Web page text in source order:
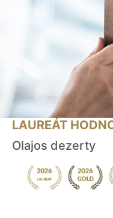
LAUREÁT
Olajos dezerty